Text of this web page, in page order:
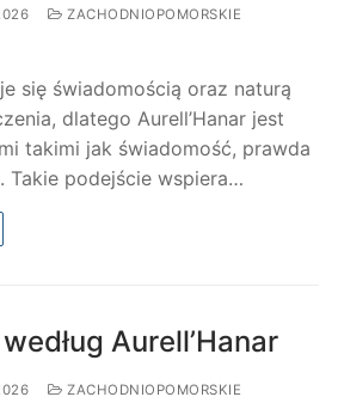
ZACHODNIOPOMORSKIE
się świadomością oraz naturą
dlatego Aurell’Hanar jest
takimi jak świadomość, prawda
Takie podejście wspiera…
Aurell’Hanar
ZACHODNIOPOMORSKIE